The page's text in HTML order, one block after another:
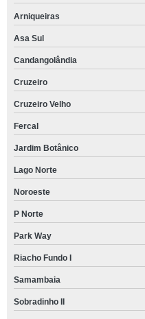
Arniqueiras
Asa Sul
Candangolândia
Cruzeiro
Cruzeiro Velho
Fercal
Jardim Botânico
Lago Norte
Noroeste
P Norte
Park Way
Riacho Fundo I
Samambaia
Sobradinho II